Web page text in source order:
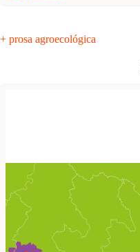
+ prosa agroecológica